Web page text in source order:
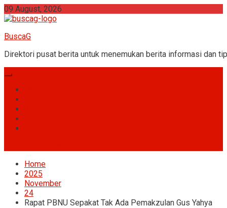
Skip
to
09 August, 2026
BuscaG
Direktori pusat berita untuk menemukan berita informasi dan
Home
2025
November
24
Rapat PBNU Sepakat Tak Ada Pemakzulan Gus Yahya